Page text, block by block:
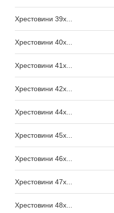
Хрестовини 39x...
Хрестовини 40x...
Хрестовини 41x...
Хрестовини 42x...
Хрестовини 44x...
Хрестовини 45x...
Хрестовини 46x...
Хрестовини 47x...
Хрестовини 48x...